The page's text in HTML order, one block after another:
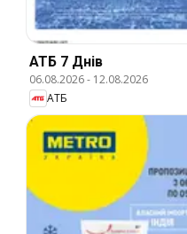
АТБ 7 Днів
06.08.2026- 12.08.2026
АТБ